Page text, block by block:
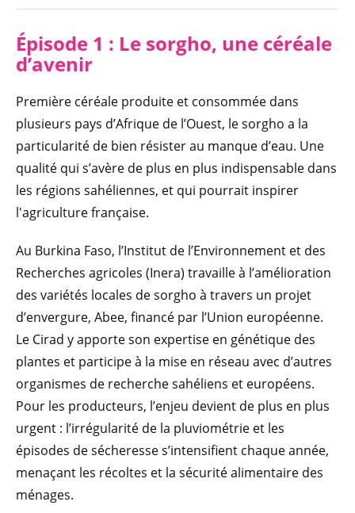
Épisode 1 : Le sorgho, une céréale
d’avenir
Première céréale produite et consommée dans
plusieurs pays d’Afrique de l’Ouest, le sorgho a la
particularité de bien résister au manque d’eau. Une
qualité qui s’avère de plus en plus indispensable dans
les régions sahéliennes, et qui pourrait inspirer
l'agriculture française.
Au Burkina Faso, l’Institut de l’Environnement et des
Recherches agricoles (Inera) travaille à l’amélioration
des variétés locales de sorgho à travers un projet
d’envergure, Abee, financé par l’Union européenne.
Le Cirad y apporte son expertise en génétique des
plantes et participe à la mise en réseau avec d’autres
organismes de recherche sahéliens et européens.
Pour les producteurs, l’enjeu devient de plus en plus
urgent : l’irrégularité de la pluviométrie et les
épisodes de sécheresse s’intensifient chaque année,
menaçant les récoltes et la sécurité alimentaire des
ménages.